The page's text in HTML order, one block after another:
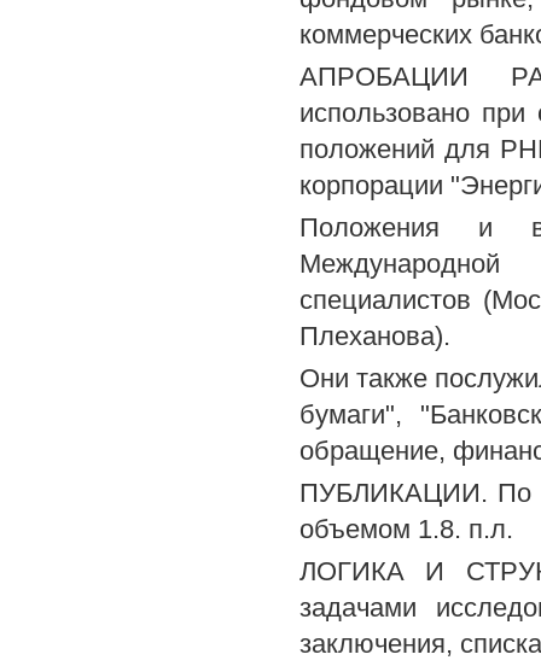
коммерческих
АПРОБАЦИИ
использовано при
положений для
корпорации
Положения и
Международной
специалистов
Плеханова).
Они также
бумаги",
обращение,
ПУБЛИКАЦИИ. По
объемом 1.8. п.л.
ЛОГИКА И
задачами
заключения,